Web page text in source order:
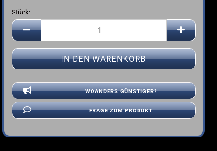
Stück:
Stück
WOANDERS GÜNSTIGER?
FRAGE ZUM PRODUKT